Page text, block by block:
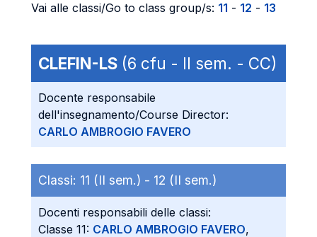
Vai alle classi/Go to class group/s: 11 - 12 - 13
CLEFIN-LS (6 cfu - II sem. - CC)
Docente responsabile
dell'insegnamento/Course Director:
CARLO AMBROGIO FAVERO
Classi: 11 (II sem.) - 12 (II sem.)
Docenti responsabili delle classi:
Classe 11: CARLO AMBROGIO FAVERO,